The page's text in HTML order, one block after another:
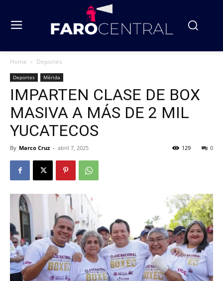
Home Deportes
Deportes Mérida
IMPARTEN CLASE DE BOX
MASIVA A MÁS DE 2 MIL
YUCATECOS
By Marco Cruz - abril 7, 2025 0
129